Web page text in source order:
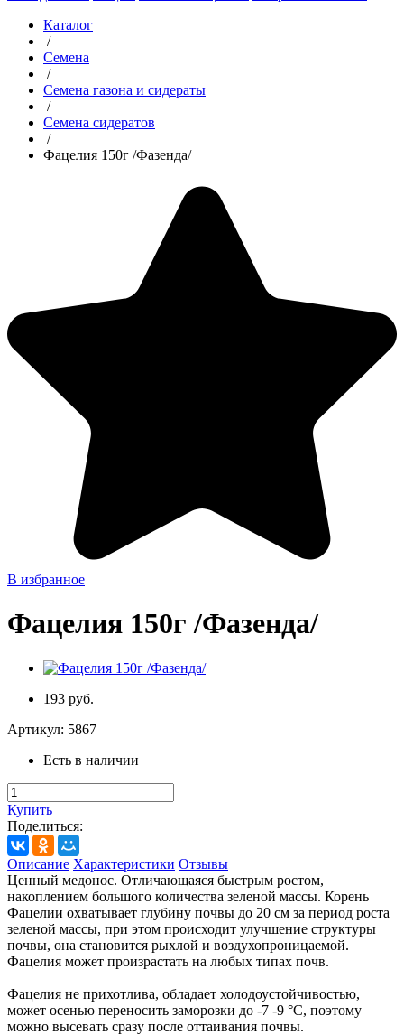
Каталог
/
Семена
/
Семена газона и сидераты
/
Семена сидератов
/
Фацелия 150г /Фазенда/
В избранное
Фацелия 150г /Фазенда/
193 руб.
Артикул: 5867
Есть в наличии
Купить
Поделиться:
Описание Характеристики Отзывы
Ценный медонос. Отличающаяся быстрым ростом,
накоплением большого количества зеленой массы. Корень
Фацелии охватывает глубину почвы до 20 см за период роста
зеленой массы, при этом происходит улучшение структуры
почвы, она становится рыхлой и воздухопроницаемой.
Фацелия может произрастать на любых типах почв.
Фацелия не прихотлива, обладает холодоустойчивостью,
может осенью переносить заморозки до -7 -9 °С, поэтому
можно высевать сразу после оттаивания почвы.